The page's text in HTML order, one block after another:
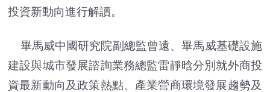
投資新動向進行解讀。
畢馬威中國研究院副總監曾遠、畢馬威基礎設施
建設與城市發展諮詢業務總監雷靜晗分別就外商投
資最新動向及政策熱點、產業營商環境發展趨勢及